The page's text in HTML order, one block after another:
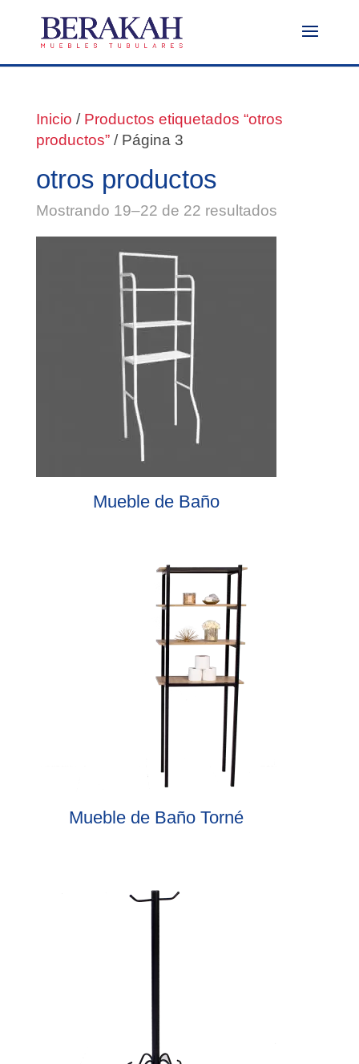
Inicio / Productos etiquetados “otros
productos”/ Página 3
otros productos
Mostrando 19–22 de 22 resultados
Mueble de Baño
Mueble de Baño Torné